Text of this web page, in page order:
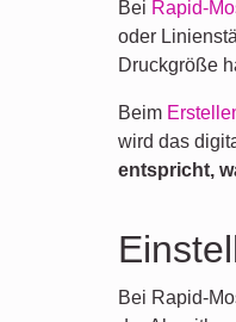
Bei Rapid-
oder
Druckgröße
Beim
wird das
entspricht,
Bei Rapid-